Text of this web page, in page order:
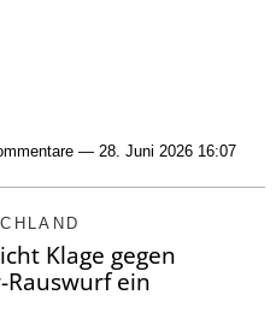
— 28. Juni 2026 16:07
Klage gegen
ein